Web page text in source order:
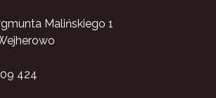
Malińskiego 1
424